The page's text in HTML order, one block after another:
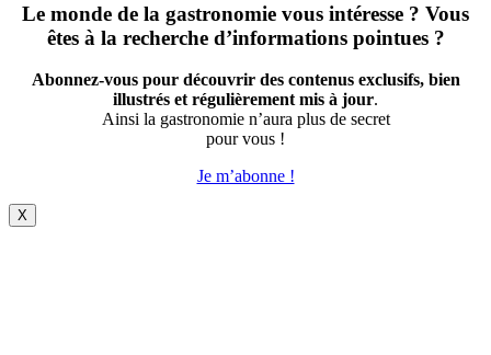
Le monde de la gastronomie vous intéresse ? Vous
êtes à la recherche d’informations pointues ?
Abonnez-vous pour découvrir des contenus exclusifs, bien
illustrés et régulièrement mis à jour.
Ainsi la gastronomie n’aura plus de secret
pour vous !
Je m’abonne !
X